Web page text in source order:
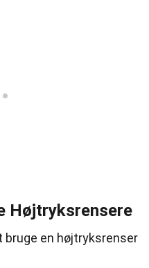
Højtryksrensere
bruge en højtryksrenser